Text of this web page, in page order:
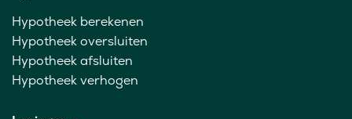
Hypotheek berekenen
Hypotheek oversluiten
Hypotheek afsluiten
Hypotheek verhogen